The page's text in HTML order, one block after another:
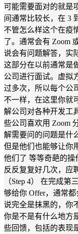
可能需要面对的就是
间通常比较长，在 3
不管怎么样这个在疫
了。通常会有 Zoom
说会有问题解答，实
这部分在以前通常是
公司进行面试。虚拟
过多次，所以每个公
不一样，在这里你就
解公司对各种开发工
些公司喜欢用 Zoom
解需要问的问题是什
但是他们也能够让你
他们了 等等奇葩的
反反复复好几次，应
（Step 4） 在完成
够给你 Offer，通常
说完全是抹黑的，你
你是不是有什么地方
些回馈，包括的表现